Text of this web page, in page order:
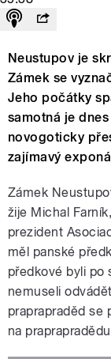
Neustupov je
Zámek se
Jeho počátky
samotná je
novogoticky
zajímavý
Zámek
žije Michal
prezident
měl panské
předkové byli po
nemuseli
praprapraděd se
na